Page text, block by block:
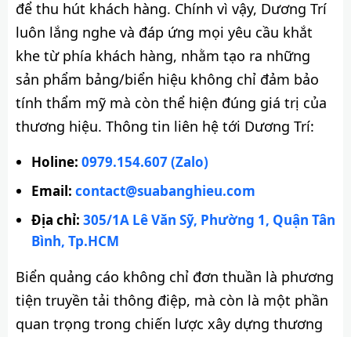
để thu hút khách hàng. Chính vì vậy, Dương Trí
luôn lắng nghe và đáp ứng mọi yêu cầu khắt
khe từ phía khách hàng, nhằm tạo ra những
sản phẩm bảng/biển hiệu không chỉ đảm bảo
tính thẩm mỹ mà còn thể hiện đúng giá trị của
thương hiệu. Thông tin liên hệ tới Dương Trí:
Holine: 0979.154.607 (Zalo)
Email: contact@suabanghieu.com
Địa chỉ: 305/1A Lê Văn Sỹ, Phường 1, Quận Tân
Bình, Tp.HCM
Biển quảng cáo không chỉ đơn thuần là phương
tiện truyền tải thông điệp, mà còn là một phần
quan trọng trong chiến lược xây dựng thương